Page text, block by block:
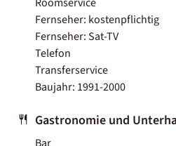
Fernseher: kostenpflichtig
Fernseher: Sat-TV
Telefon
Transferservice
Baujahr: 1991-2000
Gastronomie und